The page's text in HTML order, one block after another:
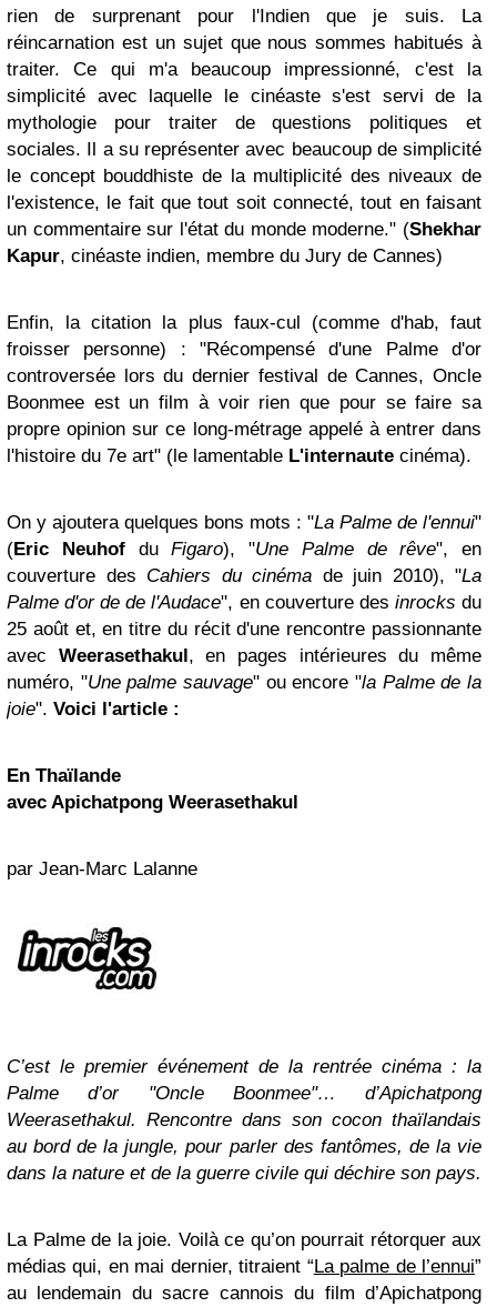
rien de surprenant pour l'Indien que je suis. La
réincarnation est un sujet que nous sommes habitués à
traiter. Ce qui m'a beaucoup impressionné, c'est la
simplicité avec laquelle le cinéaste s'est servi de la
mythologie pour traiter de questions politiques et
sociales. Il a su représenter avec beaucoup de simplicité
le concept bouddhiste de la multiplicité des niveaux de
l'existence, le fait que tout soit connecté, tout en faisant
un commentaire sur l'état du monde moderne." (Shekhar
Kapur, cinéaste indien, membre du Jury de Cannes)
Enfin, la citation la plus faux-cul (comme d'hab, faut
froisser personne) : "Récompensé d'une Palme d'or
controversée lors du dernier festival de Cannes, Oncle
Boonmee est un film à voir rien que pour se faire sa
propre opinion sur ce long-métrage appelé à entrer dans
l'histoire du 7e art" (le lamentable L'internaute cinéma).
On y ajoutera quelques bons mots : "La Palme de l'ennui"
(Eric Neuhof duFigaro), "Une Palme de rêve", en
couverture des Cahiers du cinéma de juin 2010), "La
Palme d'or de de l'Audace", en couverture des inrocksdu
25 août et, en titre du récit d'une rencontre passionnante
avec Weerasethakul, en pages intérieures du même
numéro, "Une palme sauvage" ou encore "la Palme de la
joie". Voici l'article :
En Thaïlande
avec Apichatpong Weerasethakul
par Jean-Marc Lalanne
C’est le premier événement de la rentrée cinéma : la
Palme d’or "Oncle Boonmee"… d’Apichatpong
Weerasethakul. Rencontre dans son cocon thaïlandais
au bord de la jungle, pour parler des fantômes, de la vie
dans la nature et de la guerre civile qui déchire son pays.
La Palme de la joie. Voilà ce qu’on pourrait rétorquer aux
médias qui, en mai dernier, titraient “La palme de l’ennui”
au lendemain du sacre cannois du film d’Apichatpong